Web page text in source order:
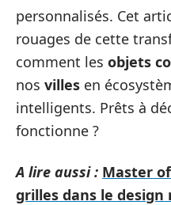
personnalisés. Cet
rouages de cette
comment les objets
nos villes en
intelligents. Prêts à
fonctionne ?
A lire aussi : Master
grilles dans le design